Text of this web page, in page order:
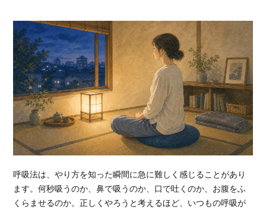
呼吸法は、やり方を知った瞬間に急に難しく感じることがあり
ます。何秒吸うのか、鼻で吸うのか、口で吐くのか、お腹をふ
くらませるのか。正しくやろうと考えるほど、いつもの呼吸が